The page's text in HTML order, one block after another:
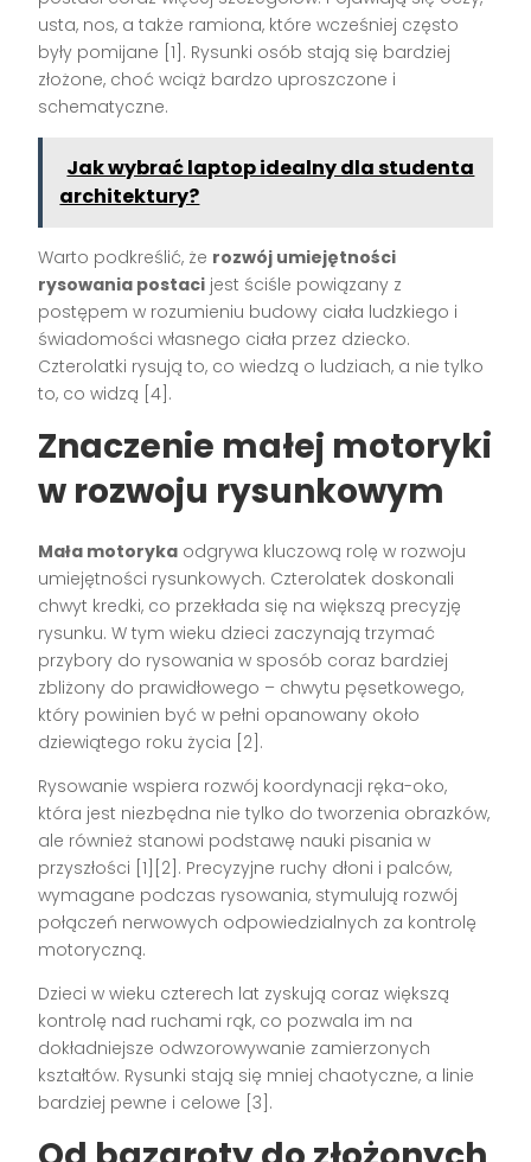
usta, nos, a także ramiona, które wcześniej często
były pomijane [1]. Rysunki osób stają się bardziej
złożone, choć wciąż bardzo uproszczone i
schematyczne.
Jak wybrać laptop idealny dla studenta
architektury?
Warto podkreślić, że rozwój umiejętności
rysowania postaci jest ściśle powiązany z
postępem w rozumieniu budowy ciała ludzkiego i
świadomości własnego ciała przez dziecko.
Czterolatki rysują to, co wiedzą o ludziach, a nie tylko
to, co widzą [4].
Znaczenie małej motoryki
w rozwoju rysunkowym
Mała motoryka odgrywa kluczową rolę w rozwoju
umiejętności rysunkowych. Czterolatek doskonali
chwyt kredki, co przekłada się na większą precyzję
rysunku. W tym wieku dzieci zaczynają trzymać
przybory do rysowania w sposób coraz bardziej
zbliżony do prawidłowego – chwytu pęsetkowego,
który powinien być w pełni opanowany około
dziewiątego roku życia [2].
Rysowanie wspiera rozwój koordynacji ręka-oko,
która jest niezbędna nie tylko do tworzenia obrazków,
ale również stanowi podstawę nauki pisania w
przyszłości [1][2]. Precyzyjne ruchy dłoni i palców,
wymagane podczas rysowania, stymulują rozwój
połączeń nerwowych odpowiedzialnych za kontrolę
motoryczną.
Dzieci w wieku czterech lat zyskują coraz większą
kontrolę nad ruchami rąk, co pozwala im na
dokładniejsze odwzorowywanie zamierzonych
kształtów. Rysunki stają się mniej chaotyczne, a linie
bardziej pewne i celowe [3].